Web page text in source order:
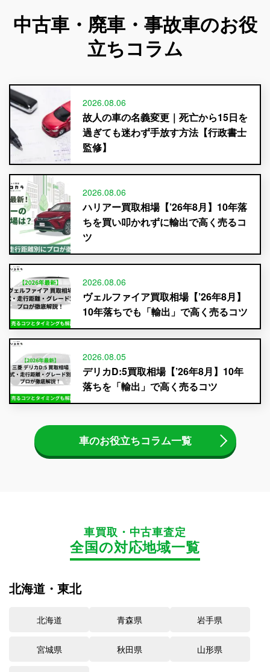
中古車・廃車・事故車のお役
立ちコラム
2026.08.06
故人の車の名義変更｜死亡から15日を
過ぎても迷わず手放す方法【行政書士
監修】
2026.08.06
ハリアー買取相場【’26年8月】10年落
ちを買い叩かれずに輸出で高く売るコ
ツ
2026.08.06
ヴェルファイア買取相場【’26年8月】
10年落ちでも「輸出」で高く売るコツ
2026.08.05
デリカD:5買取相場【’26年8月】10年
落ちを「輸出」で高く売るコツ
車のお役立ちコラム一覧
車買取・中古車査定
全国の対応地域一覧
北海道・東北
北海道 青森県 岩手県
宮城県 秋田県 山形県